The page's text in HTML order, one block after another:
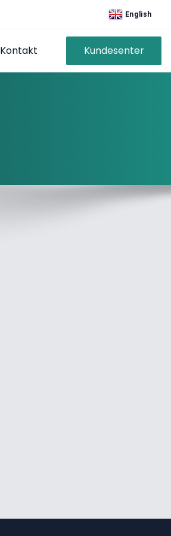
English
Kontakt Kundesenter